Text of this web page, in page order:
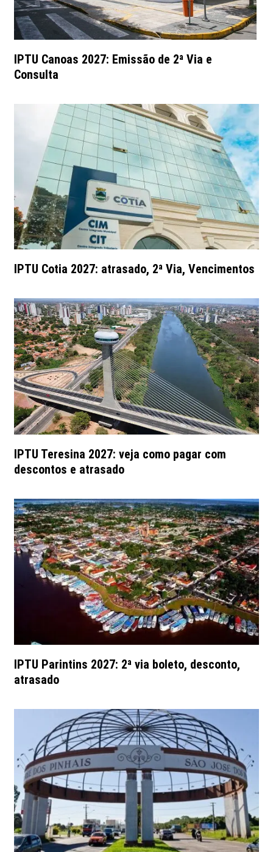
IPTU Canoas 2027: Emissão de 2ª Via e
Consulta
IPTU Cotia 2027: atrasado, 2ª Via, Vencimentos
IPTU Teresina 2027: veja como pagar com
descontos e atrasado
IPTU Parintins 2027: 2ª via boleto, desconto,
atrasado